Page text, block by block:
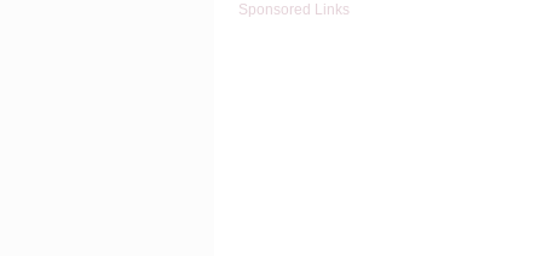
Sponsored Links